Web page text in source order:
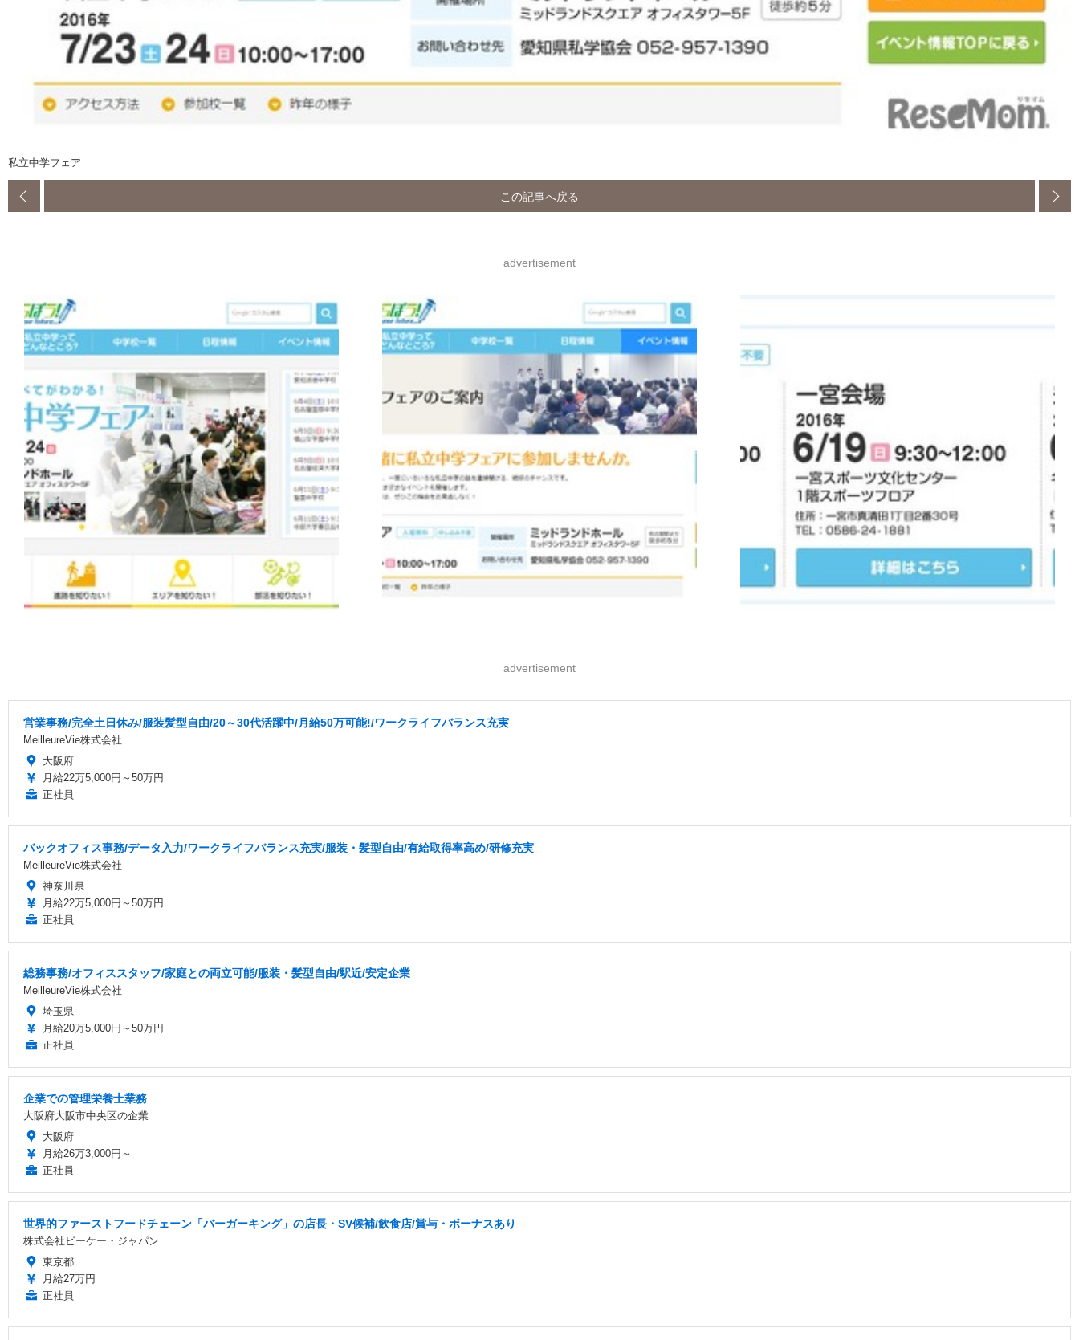
私立中学フェア
この記事へ戻る
advertisement
advertisement
営業事務/完全土日休み/服装髪型自由/20～30代活躍中/月給50万可能!/ワークライフバランス充実
MeilleureVie株式会社
大阪府
月給22万5,000円～50万円
正社員
バックオフィス事務/データ入力/ワークライフバランス充実/服装・髪型自由/有給取得率高め/研修充実
MeilleureVie株式会社
神奈川県
月給22万5,000円～50万円
正社員
総務事務/オフィススタッフ/家庭との両立可能/服装・髪型自由/駅近/安定企業
MeilleureVie株式会社
埼玉県
月給20万5,000円～50万円
正社員
企業での管理栄養士業務
大阪府大阪市中央区の企業
大阪府
月給26万3,000円～
正社員
世界的ファーストフードチェーン「バーガーキング」の店長・SV候補/飲食店/賞与・ボーナスあり
株式会社ビーケー・ジャパン
東京都
月給27万円
正社員